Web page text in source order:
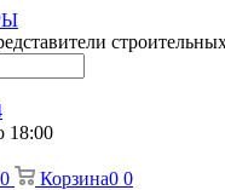
18:00
0 Корзина0 0